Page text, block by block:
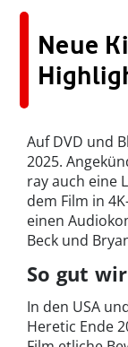
Neue
Auf DVD und
2025.
ray auch eine
dem Film in
einen
Beck und
So gut
In den USA
Heretic Ende